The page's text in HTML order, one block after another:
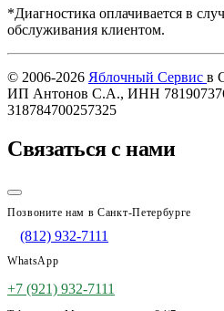
Купить AirPods
*Диагностика оплачивается в
обслуживания клиентом.
© 2006-2026 Яблочный Сервис в
ИП Антонов С.А., ИНН
318784700257325
Связаться с нами
Позвоните нам в Санкт-Петербурге
(812) 932-7111
WhatsApp
+7 (921) 932-7111